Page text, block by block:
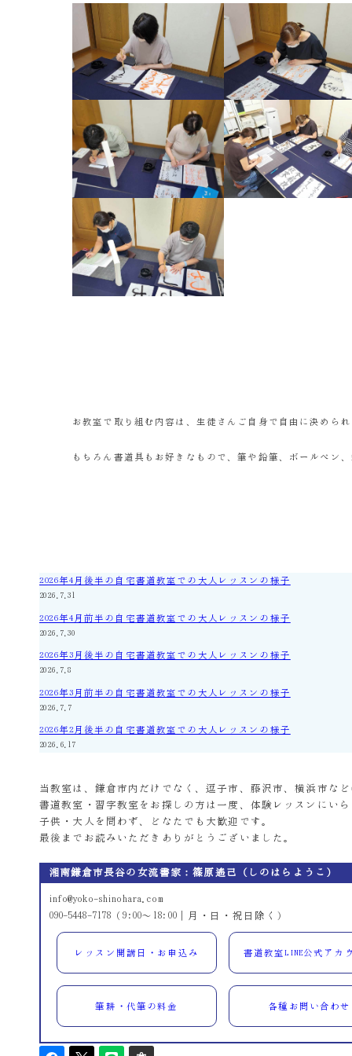
お教室で取り組む内容は、生徒さんご自身で自由に決めら
もちろん書道具もお好きなもので、筆や鉛筆、ボールペン
2026年4月後半の自宅書道教室での大人レッスンの様子
2026.7.31
2026年4月前半の自宅書道教室での大人レッスンの様子
2026.7.30
2026年3月後半の自宅書道教室での大人レッスンの様子
2026.7.8
2026年3月前半の自宅書道教室での大人レッスンの様子
2026.7.7
2026年2月後半の自宅書道教室での大人レッスンの様子
2026.6.17
当教室は、鎌倉市内だけでなく、逗子市、藤沢市、横浜市な
書道教室・習字教室をお探しの方は一度、体験レッスンにい
子供・大人を問わず、どなたでも大歓迎です。
最後までお読みいただきありがとうございました。
湘南鎌倉市長谷の女流書家：篠原遙己（しのはらようこ）
info@yoko-shinohara.com
090-5448-7178（9:00～18:00｜月・日・祝日除く）
レッスン開講日・お申込み 書道教室LINE公式アカ
筆耕・代筆の料金 各種お問い合わせ